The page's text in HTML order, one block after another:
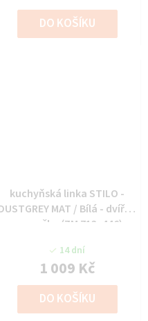
DO KOŠÍKU
kuchyňská linka STILO -
MAT / Bílá - dvířka
na myčku (ZM 713x446)
14 dní
1 009 Kč
DO KOŠÍKU